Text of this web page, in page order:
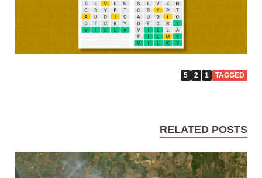
TAGGED
1
2
5
RELATED POSTS